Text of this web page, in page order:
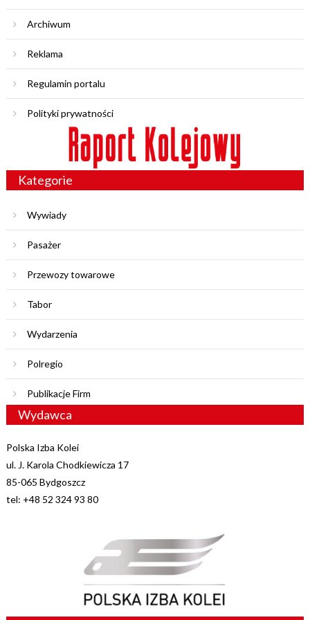
Archiwum
Reklama
Regulamin portalu
Polityki prywatności
Kategorie
Wywiady
Pasażer
Przewozy towarowe
Tabor
Wydarzenia
Polregio
Publikacje Firm
Wydawca
Polska Izba Kolei
ul. J. Karola Chodkiewicza 17
85-065 Bydgoszcz
tel: +48 52 324 93 80